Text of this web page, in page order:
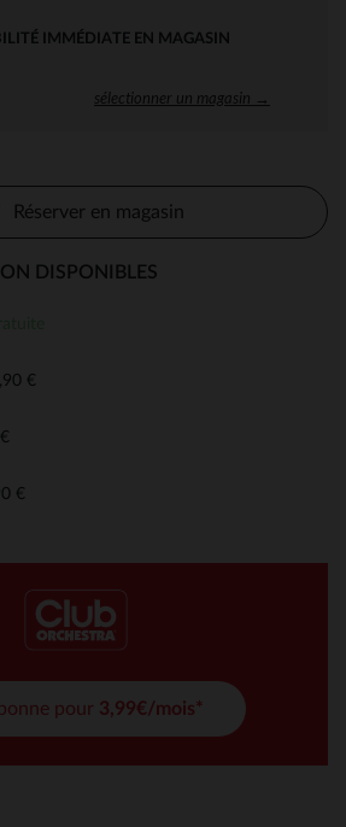
IMMÉDIATE EN MAGASIN
sélectionner un magasin →
Réserver en magasin
DISPONIBLES
€
€
pour 3,99€/mois*